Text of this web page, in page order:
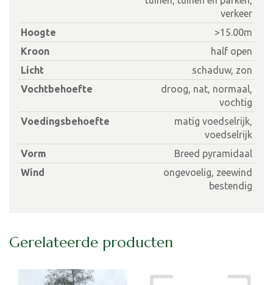
verkeer
Hoogte
>15.00m
Kroon
half open
Licht
schaduw, zon
Vochtbehoefte
droog, nat, normaal,
vochtig
Voedingsbehoefte
matig voedselrijk,
voedselrijk
Vorm
Breed pyramidaal
Wind
ongevoelig, zeewind
bestendig
Gerelateerde producten